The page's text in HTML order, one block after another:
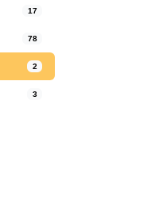
17
78
2
3